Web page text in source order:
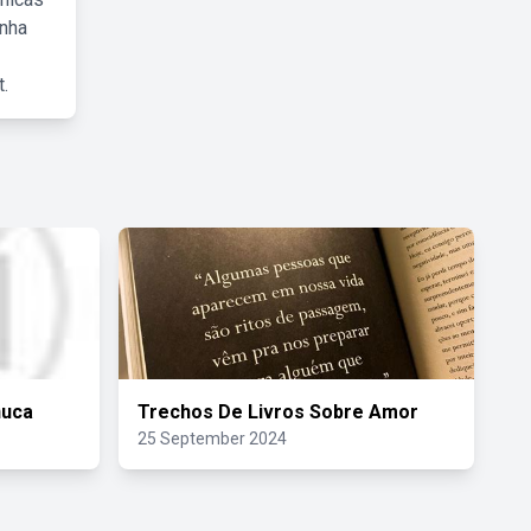
Trechos De Livros Sobre Amor
25 September 2024